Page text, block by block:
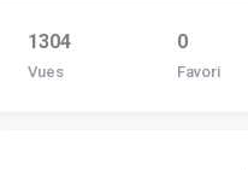
1304
Vues
0
Favori